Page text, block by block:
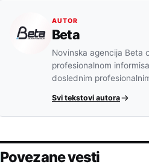
AUTOR
Beta
Novinska agencija Beta
profesionalnom
doslednim
Svi tekstovi autora
Povezane vesti